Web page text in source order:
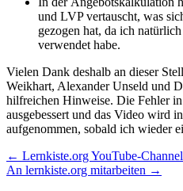
und LVP vertauscht, was
gezogen hat, da ich
verwendet habe.
Vielen Dank deshalb an dieser
Weikhart, Alexander Unseld und
hilfreichen Hinweise. Die Fehler
ausgebessert und das Video wird
aufgenommen, sobald ich wieder
Post
navigation
← Lernkiste.org YouTube-Channel
An lernkiste.org mitarbeiten →